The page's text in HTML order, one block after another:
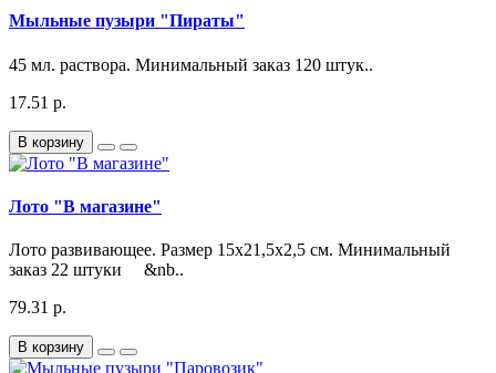
Мыльные пузыри "Пираты"
45 мл. раствора. Минимальный заказ 120 штук..
17.51 р.
В корзину
Лото "В магазине"
Лото развивающее. Размер 15х21,5х2,5 см. Минимальный
заказ 22 штуки &nb..
79.31 р.
В корзину